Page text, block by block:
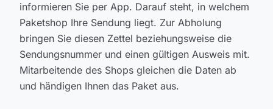
informieren Sie per App. Darauf steht, in welchem
Paketshop Ihre Sendung liegt. Zur Abholung
bringen Sie diesen Zettel beziehungsweise die
Sendungsnummer und einen gültigen Ausweis mit.
Mitarbeitende des Shops gleichen die Daten ab
und händigen Ihnen das Paket aus.